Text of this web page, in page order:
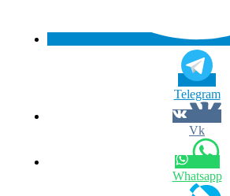
Telegram
Vk
Whatsapp